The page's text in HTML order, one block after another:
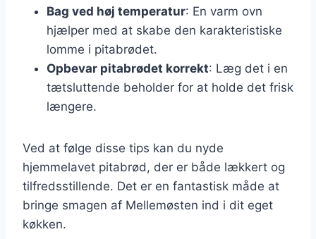
Bag ved høj temperatur: En varm ovn
hjælper med at skabe den karakteristiske
lomme i pitabrødet.
Opbevar pitabrødet korrekt: Læg det i en
tætsluttende beholder for at holde det frisk
længere.
Ved at følge disse tips kan du nyde
hjemmelavet pitabrød, der er både lækkert og
tilfredsstillende. Det er en fantastisk måde at
bringe smagen af Mellemøsten ind i dit eget
køkken.